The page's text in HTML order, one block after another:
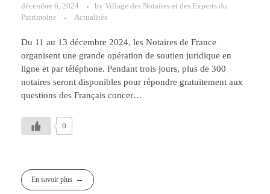
décembre 6, 2024 by Village des Notaires et des Experts du
Patrimoine
Actualités
Du 11 au 13 décembre 2024, les Notaires de France
organisent une grande opération de soutien juridique en
ligne et par téléphone. Pendant trois jours, plus de 300
notaires seront disponibles pour répondre gratuitement aux
questions des Français concer…
0
En savoir plus